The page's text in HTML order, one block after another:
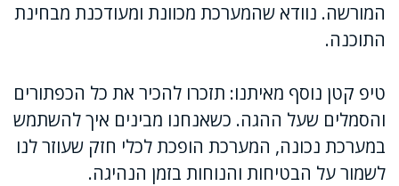
המורשה. נוודא שהמערכת מכוונת ומעודכנת מבחינת
התוכנה.
טיפ קטן נוסף מאיתנו: תזכרו להכיר את כל הכפתורים
והסמלים שעל ההגה. כשאנחנו מבינים איך להשתמש
במערכת נכונה, המערכת הופכת לכלי חזק שעוזר לנו
לשמור על הבטיחות והנוחות בזמן הנהיגה.